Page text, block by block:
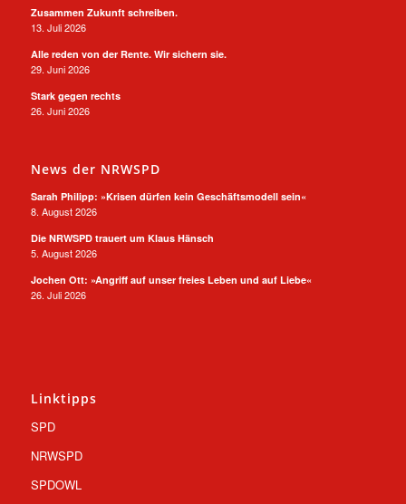
Zusammen Zukunft schreiben.
13. Juli 2026
Alle reden von der Rente. Wir sichern sie.
29. Juni 2026
Stark gegen rechts
26. Juni 2026
News der NRWSPD
Sarah Philipp: »Krisen dürfen kein Geschäftsmodell sein«
8. August 2026
Die NRWSPD trauert um Klaus Hänsch
5. August 2026
Jochen Ott: »Angriff auf unser freies Leben und auf Liebe«
26. Juli 2026
Linktipps
SPD
NRWSPD
SPDOWL